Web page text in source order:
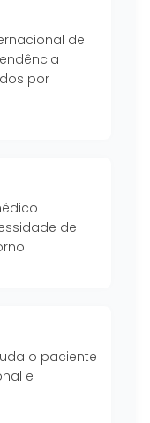
de
por
de
o paciente
e